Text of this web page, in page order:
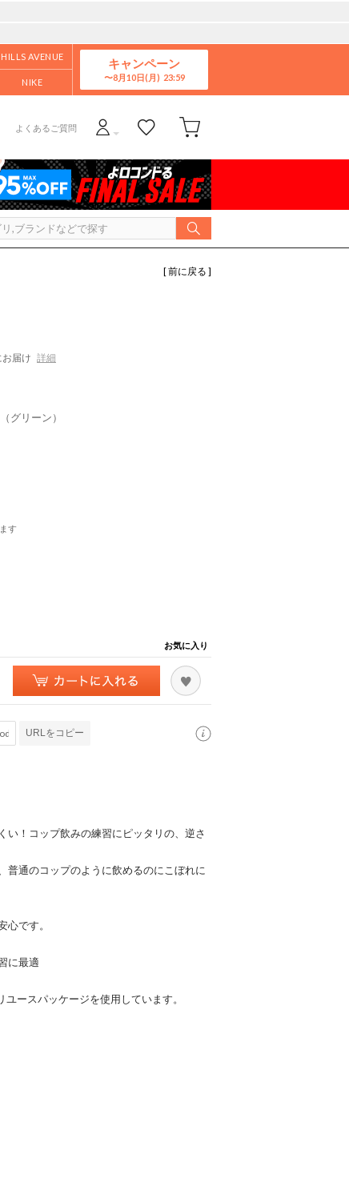
HILLS AVENUE
NIKE
キャンペーン
8月10日(月)
よくあるご質問
[ 前に戻る ]
お届け 詳細
グリーン）
す
お気に入り
URLをコピー
い！コップ飲みの練習にピッタリの、逆さ
普通のコップのように飲めるのにこぼれに
です。
に最適
ースパッケージを使用しています。